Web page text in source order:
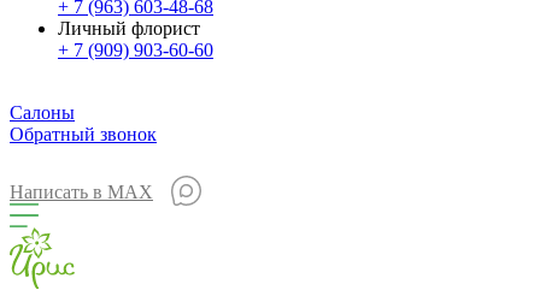
+ 7 (963) 603-48-68
Личный флорист
+ 7 (909) 903-60-60
Салоны
Обратный звонок
Написать в MAX